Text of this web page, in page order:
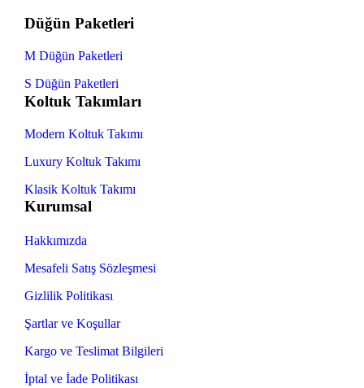
Düğün Paketleri
M Düğün Paketleri
S Düğün Paketleri
Koltuk Takımları
Modern Koltuk Takımı
Luxury Koltuk Takımı
Klasik Koltuk Takımı
Kurumsal
Hakkımızda
Mesafeli Satış Sözleşmesi
Gizlilik Politikası
Şartlar ve Koşullar
Kargo ve Teslimat Bilgileri
İptal ve İade Politikası